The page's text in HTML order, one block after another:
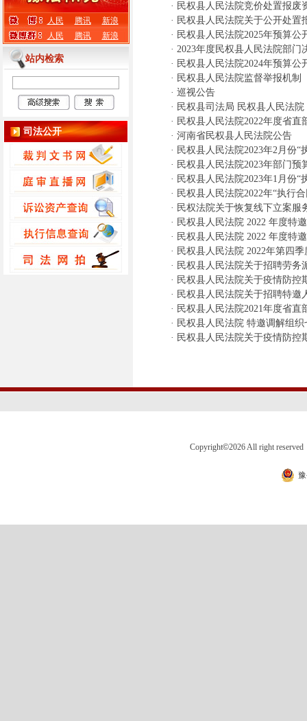
人民 腾讯
新浪
人民
腾讯 新浪
站内检索
司法公开
· 民权县人民法院竞价处置报废
· 民权县人民法院关于公开处置
· 民权县人民法院2025年预算公
· 2023年度民权县人民法院部门
· 民权县人民法院2024年预算公
· 民权县人民法院监督举报机制
· 巡视公告
· 民权县司法局 民权县人民法
· 民权县人民法院2022年度省直
· 河南省民权县人民法院公告
· 民权县人民法院2023年2月份“
· 民权县人民法院2023年部门预
· 民权县人民法院2023年1月份“
· 民权县人民法院2022年“执行
· 民权法院关于恢复线下立案服
· 民权县人民法院 2022 年度特
· 民权县人民法院 2022 年度特
· 民权县人民法院 2022年第四
· 民权县人民法院关于招聘劳务
· 民权县人民法院关于疫情防控
· 民权县人民法院关于招聘特邀
· 民权县人民法院2021年度省直
· 民权县人民法院 特邀调解组
· 民权县人民法院关于疫情防控
Copyright©2026 All right